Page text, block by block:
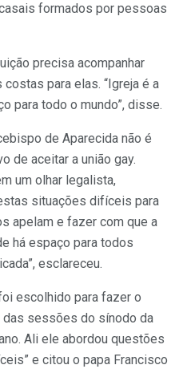
formados por pessoas
precisa acompanhar
para elas. “Igreja é a
para todo o mundo”, disse.
de Aparecida não é
de aceitar a união gay.
um olhar legalista,
situações difíceis para
apelam e fazer com que a
há espaço para todos
esclareceu.
escolhido para fazer o
sessões do sínodo da
Ali ele abordou questões
e citou o papa Francisco